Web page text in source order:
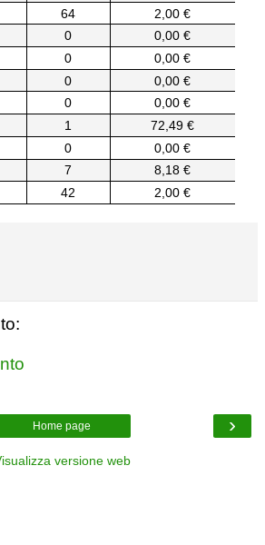
64
2,00 €
0
0,00 €
0
0,00 €
0
0,00 €
0
0,00 €
1
72,49 €
0
0,00 €
7
8,18 €
42 2,00 €
›
Home page
versione web